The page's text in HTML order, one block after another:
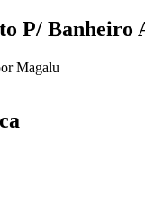
P/
Magalu